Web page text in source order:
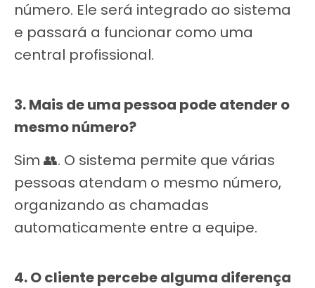
número. Ele será integrado ao sistema
e passará a funcionar como uma
central profissional.
3. Mais de uma pessoa pode atender o
mesmo número?
Sim 👥. O sistema permite que várias
pessoas atendam o mesmo número,
organizando as chamadas
automaticamente entre a equipe.
4. O cliente percebe alguma diferença